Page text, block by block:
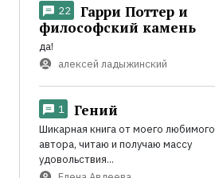
22
Гарри Поттер и
философский камень
да!
алексей ладыжинский
1 Гений
Шикарная книга от моего любимого
автора, читаю и получаю массу
удовольствия...